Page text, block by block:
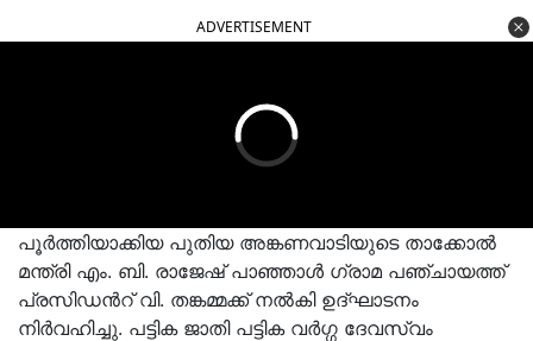
ADVERTISEMENT
പൂർത്തിയാക്കിയ പുതിയ അങ്കണവാടിയുടെ താക്കോൽ
മന്ത്രി എം. ബി. രാജേഷ് പാഞ്ഞാൾ ഗ്രാമ പഞ്ചായത്ത്
പ്രസിഡൻറ് വി. തങ്കമ്മക്ക് നൽകി ഉദ്ഘാടനം
നിർവഹിച്ചു. പട്ടിക ജാതി പട്ടിക വർഗ്ഗ ദേവസ്വം